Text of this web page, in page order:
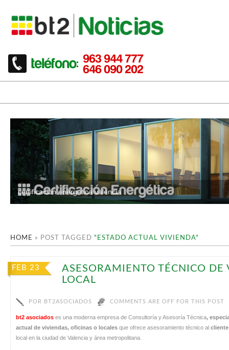
certificacion energetica valencia
HOME » POST TAGGED "ESTADO ACTUAL VIVIENDA"
FEB 23
ASESORAMIENTO TÉCNICO
LOCAL
POR BT2ASOCIADOS COMMENTS ARE OFF FOR THIS POST
bt2 asociados es una moderna empresa de Consultoría y Asesoría Técnica,
actual de viviendas, oficinas o locales que ofrece asesoramiento técnico al
local en la ciudad de Valencia y área metropolitana.